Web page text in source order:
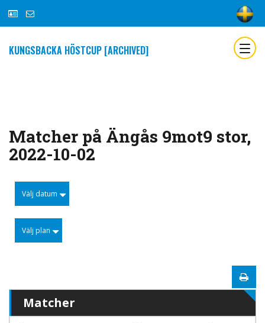
KUNGSBACKA HÖSTCUP [ARCHIVED]
Matcher på Ängås 9mot9 stor,
2022-10-02
Välj datum
Välj plan
Matcher